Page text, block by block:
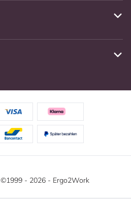
©1999 - 2026 - Ergo2Work